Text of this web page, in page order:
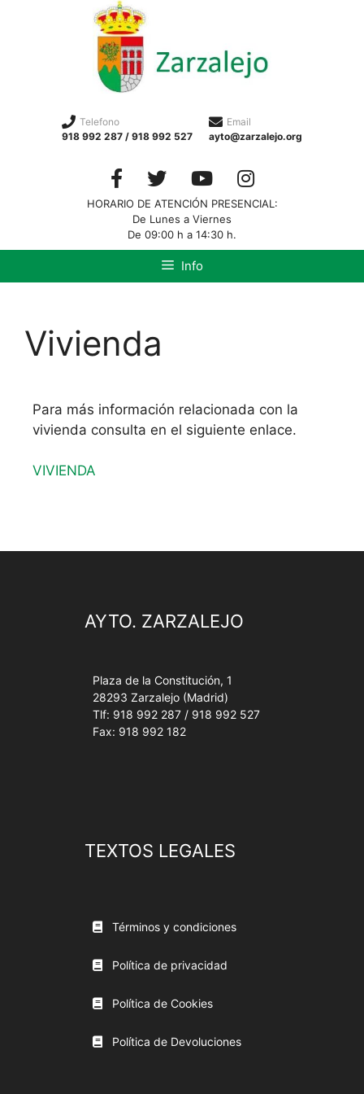
Telefono
918 992 287 / 918 992 527
Email
ayto@zarzalejo.org
HORARIO DE ATENCIÓN PRESENCIAL:
De Lunes a Viernes
De 09:00 h a 14:30 h.
Info
Vivienda
Para más información relacionada con la
vivienda consulta en el siguiente enlace.
VIVIENDA
AYTO. ZARZALEJO
Plaza de la Constitución, 1
28293 Zarzalejo (Madrid)
Tlf: 918 992 287 / 918 992 527
Fax: 918 992 182
TEXTOS LEGALES
Términos y condiciones
Política de privacidad
Política de Cookies
Política de Devoluciones